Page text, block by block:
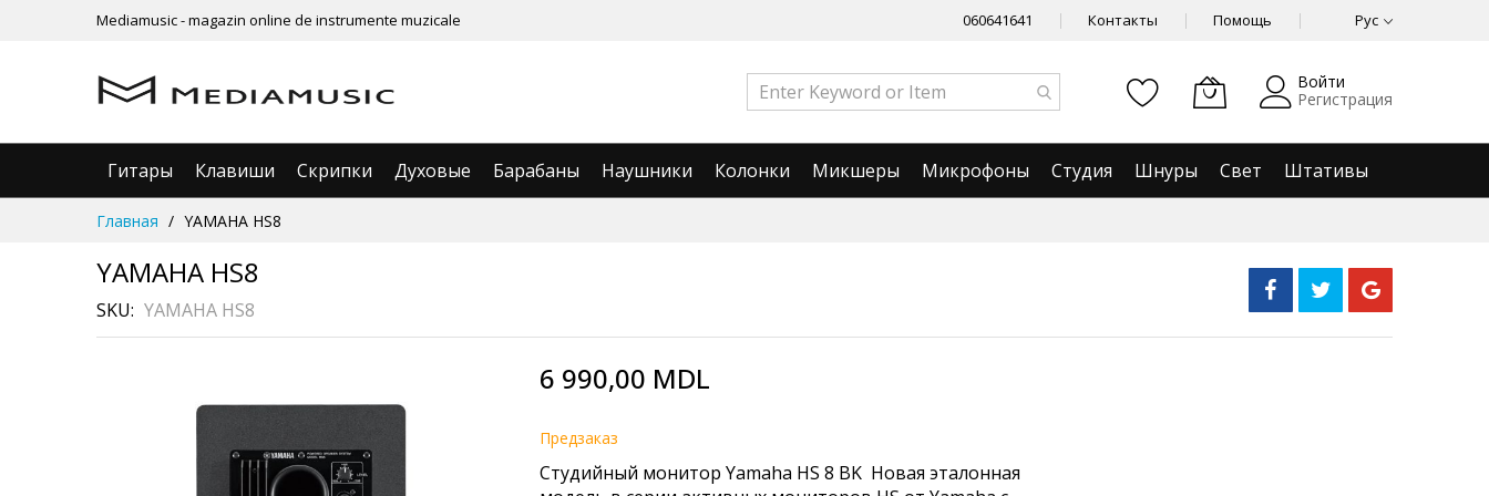
Mediamusic - magazin online de instrumente muzicale 060641641 Контакты Помощь Рус
Войти
Регистрация
Гитары Клавиши Скрипки Духовые Барабаны Наушники Колонки Микшеры Микрофоны Студия Шнуры Свет
Штативы
Главная YAMAHA HS8
YAMAHA HS8
SKU YAMAHA HS8
6 990,00 MDL
Предзаказ
Студийный монитор Yamaha HS 8 BK Новая эталонная